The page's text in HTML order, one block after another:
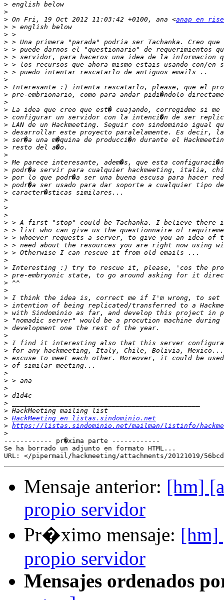
>
>
> On Fri, 19 Oct 2012 11:03:42 +0100, ana <anap en
>
>
>
>
>
>
>
>
>
>
>
>
>
>
>
>
>
>
>
>
>
>
>
>
>
>
>
>
>
>
>
>
>
>
>
>
>
>
>
>
>
>
>
>
>
>
>
>
>
>
>
>
> HackMeeting en listas.sindominio.net
> https://listas.sindominio.net/mailman/listinfo/
>
------------ pr�xima parte ------------
Se ha borrado un adjunto en formato HTML...
Mensaje anterior: [hm]
propio servidor
Pr�ximo mensaje: [hm]
propio servidor
Mensajes ordenados